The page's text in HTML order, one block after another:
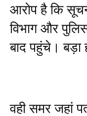
आरोप है कि
विभाग और
बाद पहुंचे। बड़ा
वही समर जहां